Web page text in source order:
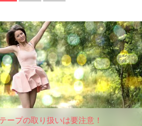
ープの取り扱いは要注意！